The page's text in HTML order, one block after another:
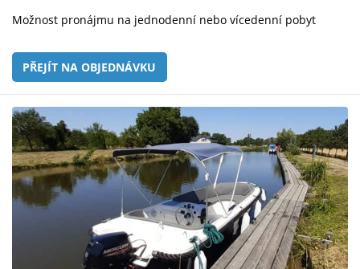
Možnost pronájmu na jednodenní nebo vícedenní pobyt
PŘEJÍT NA OBJEDNÁVKU